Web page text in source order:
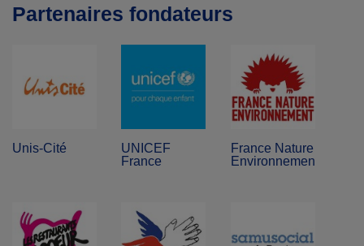
Partenaires fondateurs
Unis-Cité
UNICEF
France
France Nature
Environnement